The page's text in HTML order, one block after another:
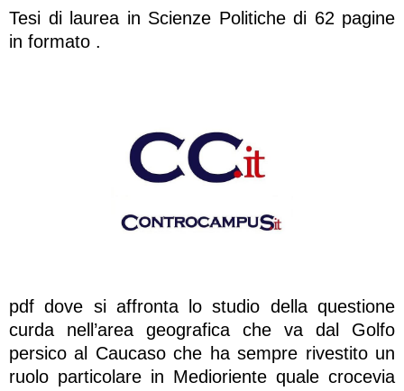
Tesi di laurea in Scienze Politiche di 62 pagine
in formato .
pdf dove si affronta lo studio della questione
curda nell’area geografica che va dal Golfo
persico al Caucaso che ha sempre rivestito un
ruolo particolare in Medioriente quale crocevia